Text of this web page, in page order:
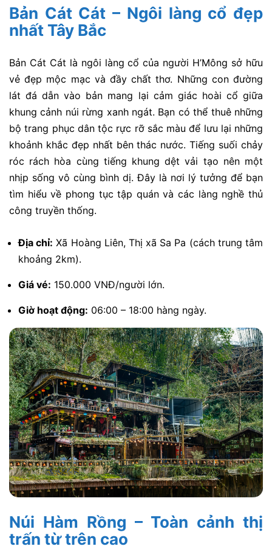
Bản Cát Cát – Ngôi làng cổ đẹp
nhất Tây Bắc
Bản Cát Cát là ngôi làng cổ của người H’Mông sở hữu
vẻ đẹp mộc mạc và đầy chất thơ. Những con đường
lát đá dẫn vào bản mang lại cảm giác hoài cổ giữa
khung cảnh núi rừng xanh ngát. Bạn có thể thuê những
bộ trang phục dân tộc rực rỡ sắc màu để lưu lại những
khoảnh khắc đẹp nhất bên thác nước. Tiếng suối chảy
róc rách hòa cùng tiếng khung dệt vải tạo nên một
nhịp sống vô cùng bình dị. Đây là nơi lý tưởng để bạn
tìm hiểu về phong tục tập quán và các làng nghề thủ
công truyền thống.
Địa chỉ: Xã Hoàng Liên, Thị xã Sa Pa (cách trung tâm
khoảng 2km).
Giá vé: 150.000 VNĐ/người lớn.
Giờ hoạt động: 06:00 – 18:00 hàng ngày.
Núi Hàm Rồng – Toàn cảnh thị
trấn từ trên cao